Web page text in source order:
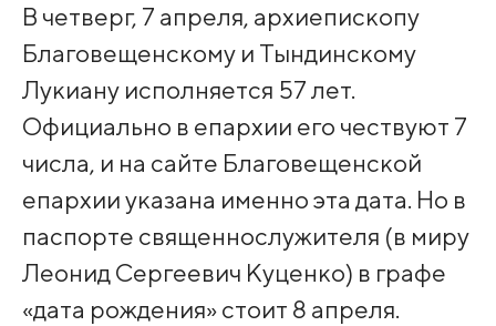
В четверг, 7 апреля, архиепископу
Благовещенскому и Тындинскому
Лукиану исполняется 57 лет.
Официально в епархии его чествуют 7
числа, и на сайте Благовещенской
епархии указана именно эта дата. Но в
паспорте священнослужителя (в миру
Леонид Сергеевич Куценко) в графе
«дата рождения» стоит 8 апреля.